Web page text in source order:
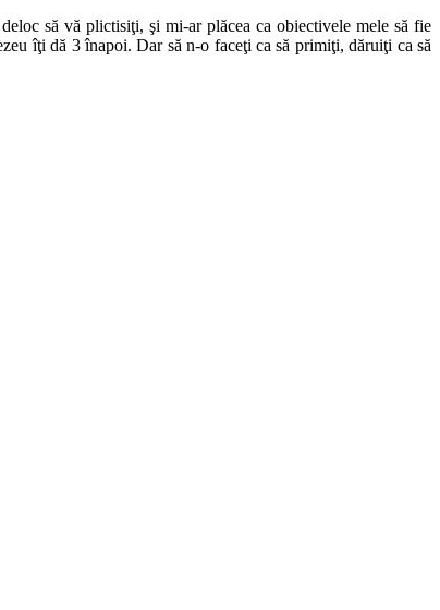
să vă plictisiţi, şi mi-ar plăcea ca obiectivele mele să fie
îţi dă 3 înapoi. Dar să n-o faceţi ca să primiţi, dăruiţi ca să